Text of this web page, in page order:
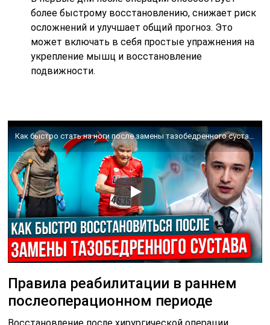
более быстрому восстановлению, снижает риск
осложнений и улучшает общий прогноз. Это
может включать в себя простые упражнения на
укрепление мышц и восстановление
подвижности.
Правила реабилитации в раннем
послеоперационном периоде